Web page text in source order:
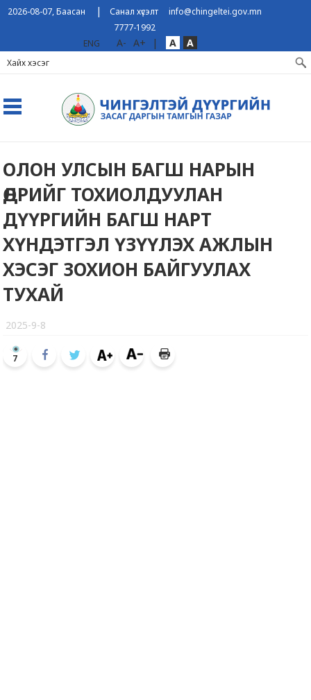
2026-08-07, Баасан |Санал хүсэлт
info@chingeltei.gov.mn
7777-1992
ENG
A- A+ | A A
ОЛОН УЛСЫН БАГШ НАРЫН
ӨДРИЙГ ТОХИОЛДУУЛАН
ДҮҮРГИЙН БАГШ НАРТ
ХҮНДЭТГЭЛ ҮЗҮҮЛЭХ АЖЛЫН
ХЭСЭГ ЗОХИОН БАЙГУУЛАХ
ТУХАЙ
2025-9-8
7